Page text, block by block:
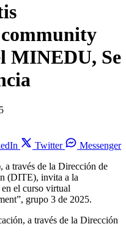
MINEDU, Se
Twitter
Messenger
través de la Dirección de
(DITE), invita a la
el curso virtual
grupo 3 de 2025.
a través de la Dirección